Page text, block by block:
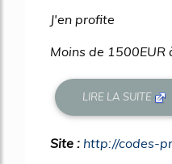
J'en profite
Moins de 1500EUR
LIRE LA SUITE
Site : http://codes-